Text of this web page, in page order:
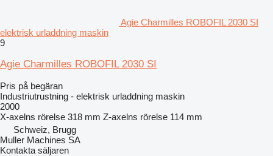
Agie Charmilles ROBOFIL 2030 SI
elektrisk urladdning maskin
9
Agie Charmilles ROBOFIL 2030 SI
Pris på begäran
Industriutrustning - elektrisk urladdning maskin
2000
X-axelns rörelse 318 mm Z-axelns rörelse 114 mm
Schweiz, Brugg
Muller Machines SA
Kontakta säljaren